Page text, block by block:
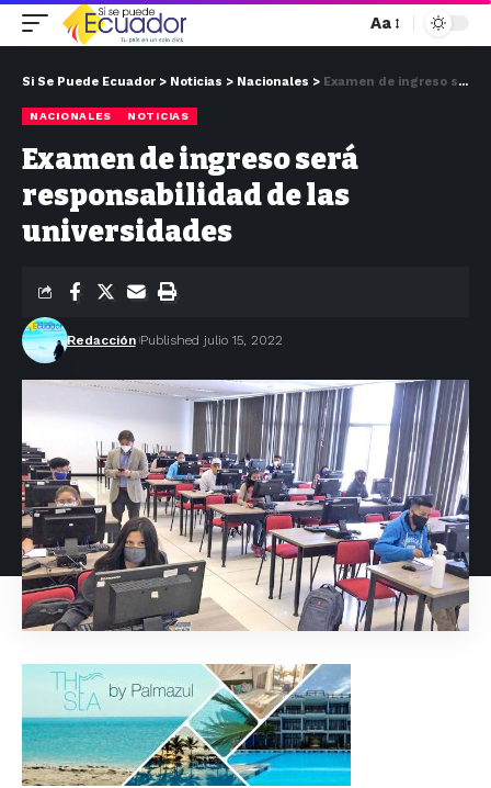
Aa
Si Se Puede Ecuador > Noticias > Nacionales > Examen de ingreso será responsabilidad de las universidades
NACIONALES NOTICIAS
Examen de ingreso será
responsabilidad de las
universidades
Redacción Published julio 15, 2022